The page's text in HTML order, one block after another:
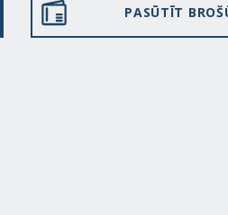
PASŪTĪT